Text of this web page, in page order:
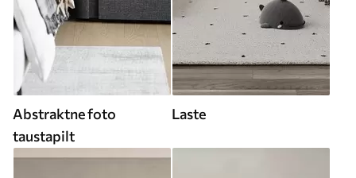
Abstraktne foto
taustapilt
Laste